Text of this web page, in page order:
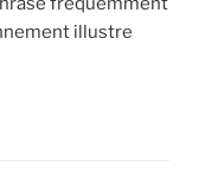
illustre